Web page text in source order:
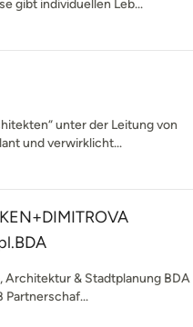
gibt individuellen Leb...
unter der Leitung von
und verwirklicht...
& Stadtplanung BDA
Partnerschaf...